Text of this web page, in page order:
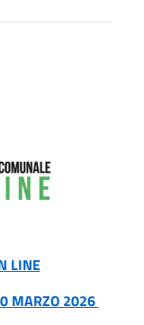
LINE
MARZO 2026